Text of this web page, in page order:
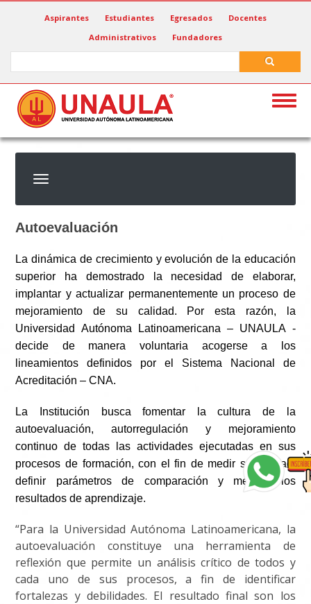
Aspirantes Estudiantes Egresados
Docentes
Administrativos
Fundadores
Autoevaluación
La dinámica de crecimiento y evolución de la educación
superior ha demostrado la necesidad de elaborar,
implantar y actualizar permanentemente un proceso de
mejoramiento de su calidad. Por esta razón, la
Universidad Autónoma Latinoamericana – UNAULA -
decide de manera voluntaria acogerse a los
lineamientos definidos por el Sistema Nacional de
Acreditación – CNA.
La Institución busca fomentar la cultura de la
autoevaluación, autorregulación y mejoramiento
continuo de todas las actividades ejecutadas en sus
procesos de formación, con el fin de medir su calidad,
definir parámetros de comparación y mejorar los
resultados de aprendizaje.
“Para la Universidad Autónoma Latinoamericana, la
autoevaluación constituye una herramienta de
reflexión que permite un análisis crítico de todos y
cada uno de sus procesos, a fin de identificar
fortalezas y debilidades. El resultado final son los